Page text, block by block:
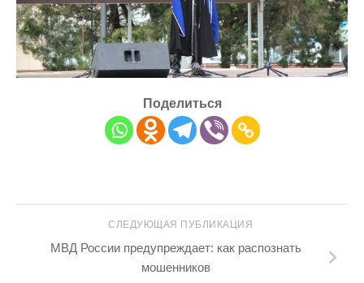
Поделиться
СЛЕДУЮЩАЯ ПУБЛИКАЦИЯ
МВД России предупреждает: как распознать
мошенников